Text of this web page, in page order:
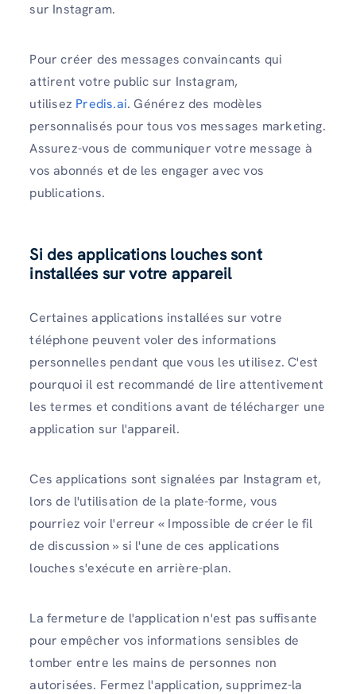
sur Instagram.
Pour créer des messages convaincants qui
attirent votre public sur Instagram,
utilisez Predis.ai. Générez des modèles
personnalisés pour tous vos messages marketing.
Assurez-vous de communiquer votre message à
vos abonnés et de les engager avec vos
publications.
Si des applications louches sont
installées sur votre appareil
Certaines applications installées sur votre
téléphone peuvent voler des informations
personnelles pendant que vous les utilisez. C'est
pourquoi il est recommandé de lire attentivement
les termes et conditions avant de télécharger une
application sur l'appareil.
Ces applications sont signalées par Instagram et,
lors de l'utilisation de la plate-forme, vous
pourriez voir l'erreur « Impossible de créer le fil
de discussion » si l'une de ces applications
louches s'exécute en arrière-plan.
La fermeture de l'application n'est pas suffisante
pour empêcher vos informations sensibles de
tomber entre les mains de personnes non
autorisées. Fermez l'application, supprimez-la